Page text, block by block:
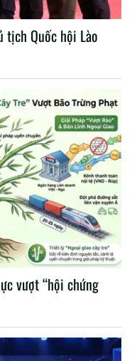
tịch Quốc hội Lào
vượt “hội chứng